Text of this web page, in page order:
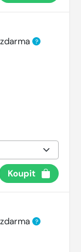
?
Koupit
?